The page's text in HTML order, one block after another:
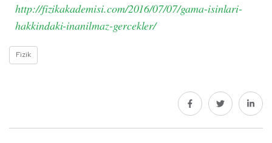
http://fizikakademisi.com/2016/07/07/gama-isinlari-
hakkindaki-inanilmaz-gercekler/
Fizik